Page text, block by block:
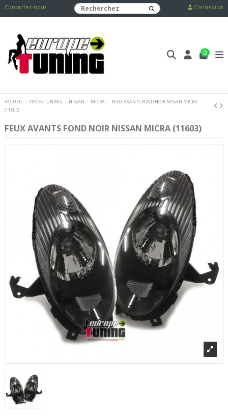
Contactez-nous Connexion
0
ACCUEIL PIECES TUNING NISSAN MICRA
FEUX AVANTS FOND NOIR NISSAN MICRA
(11603)
FEUX AVANTS FOND NOIR NISSAN MICRA (11603)